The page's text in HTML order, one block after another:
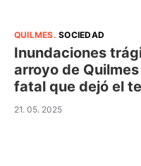
QUILMES.SOCIEDAD
Inundaciones
arroyo de
fatal que dejó el
21. 05. 2025